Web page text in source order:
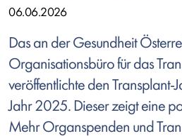
06.06.2026
Das an der Gesundheit
Organisationsbüro für das
veröffentlichte den Transplant-
Jahr 2025. Dieser zeigt eine
Mehr Organspenden und